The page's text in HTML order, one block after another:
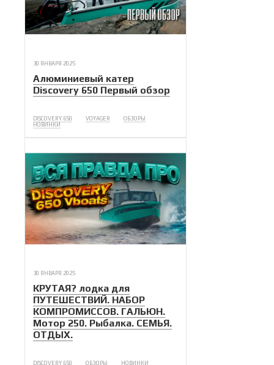
30 ЯНВАРЯ 2025
Алюминиевый катер
Discovery 650 Первый обзор
DISCOVERY 650 VOYAGER
ОБЗОРЫ
НОВИНКИ
30 ЯНВАРЯ 2025
КРУТАЯ? лодка для
ПУТЕШЕСТВИЙ. НАБОР
КОМПРОМИССОВ. ГАЛЬЮН.
Мотор 250. Рыбалка. СЕМЬЯ.
ОТДЫХ.
DISCOVERY 650 ОБЗОРЫ
НОВИНКИ